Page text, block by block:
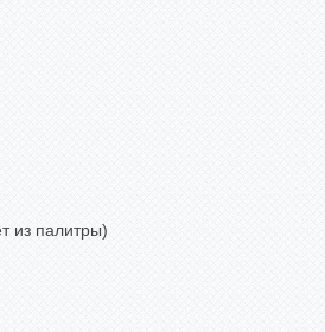
из палитры)